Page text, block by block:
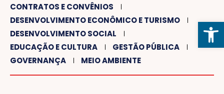
Abrir
CONTRATOS E CONVÊNIOS
DESENVOLVIMENTO ECONÔMICO E TURISMO
DESENVOLVIMENTO SOCIAL
EDUCAÇÃO E CULTURA
GESTÃO PÚBLICA
GOVERNANÇA
MEIO AMBIENTE